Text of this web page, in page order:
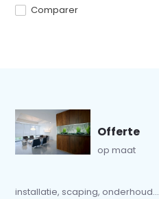
Comparer
Offerte
op maat
installatie, scaping, onderhoud...